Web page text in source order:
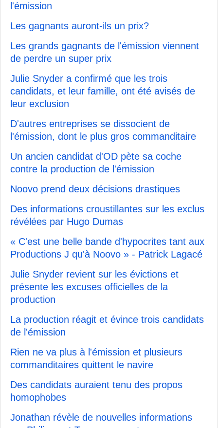
l'émission
Les gagnants auront-ils un prix?
Les grands gagnants de l'émission viennent
de perdre un super prix
Julie Snyder a confirmé que les trois
candidats, et leur famille, ont été avisés de
leur exclusion
D'autres entreprises se dissocient de
l'émission, dont le plus gros commanditaire
Un ancien candidat d'OD pète sa coche
contre la production de l'émission
Noovo prend deux décisions drastiques
Des informations croustillantes sur les exclus
révélées par Hugo Dumas
« C'est une belle bande d'hypocrites tant aux
Productions J qu'à Noovo » - Patrick Lagacé
Julie Snyder revient sur les évictions et
présente les excuses officielles de la
production
La production réagit et évince trois candidats
de l'émission
Rien ne va plus à l'émission et plusieurs
commanditaires quittent le navire
Des candidats auraient tenu des propos
homophobes
Jonathan révèle de nouvelles informations